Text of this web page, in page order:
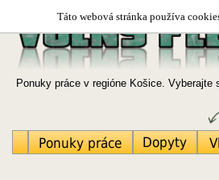
Táto webová stránka používa
Ponuky práce v regióne Košice.